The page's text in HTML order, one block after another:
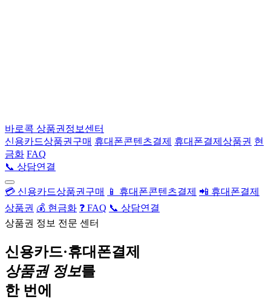
바로콕 상품권정보센터
신용카드상품권구매 휴대폰콘텐츠결제 휴대폰결제상품권 현
금화 FAQ
📞 상담연결
💳 신용카드상품권구매 📱 휴대폰콘텐츠결제 📲 휴대폰결제
상품권 💰 현금화 ❓ FAQ 📞 상담연결
상품권 정보 전문 센터
신용카드·휴대폰결제
상품권 정보를
한 번에